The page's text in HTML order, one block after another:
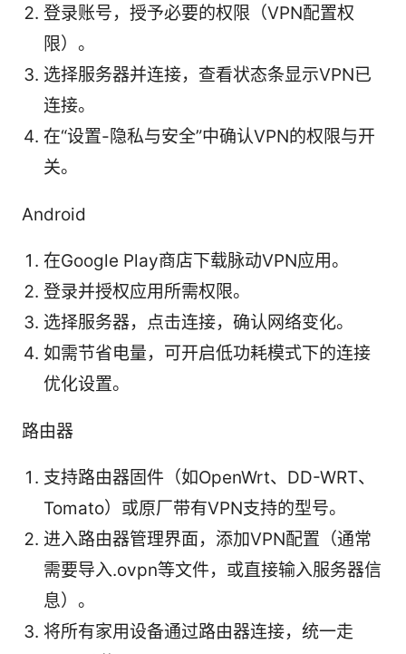
登录账号，授予必要的权限（VPN配置权
限）。
选择服务器并连接，查看状态条显示VPN已
连接。
在“设置-隐私与安全”中确认VPN的权限与开
关。
Android
在Google Play商店下载脉动VPN应用。
登录并授权应用所需权限。
选择服务器，点击连接，确认网络变化。
如需节省电量，可开启低功耗模式下的连接
优化设置。
路由器
支持路由器固件（如OpenWrt、DD-WRT、
Tomato）或原厂带有VPN支持的型号。
进入路由器管理界面，添加VPN配置（通常
需要导入.ovpn等文件，或直接输入服务器信
息）。
将所有家用设备通过路由器连接，统一走